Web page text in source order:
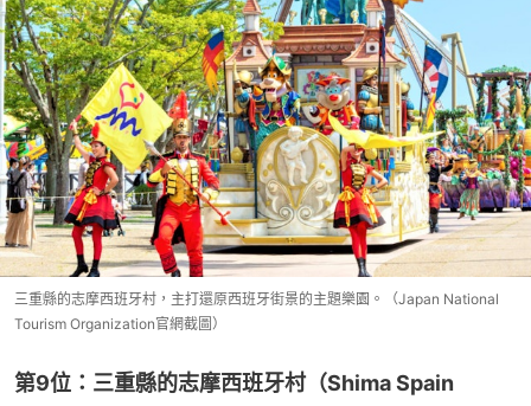
三重縣的志摩西班牙村，主打還原西班牙街景的主題樂園。（Japan National
Tourism Organization官網截圖）
第9位：三重縣的志摩西班牙村（Shima Spain